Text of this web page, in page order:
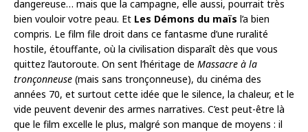
dangereuse… mais que la campagne, elle aussi, pourrait très
bien vouloir votre peau. Et Les Démons du maïs l’a bien
compris. Le film file droit dans ce fantasme d’une ruralité
hostile, étouffante, où la civilisation disparaît dès que vous
quittez l’autoroute. On sent l’héritage de Massacre à la
tronçonneuse (mais sans tronçonneuse), du cinéma des
années 70, et surtout cette idée que le silence, la chaleur, et le
vide peuvent devenir des armes narratives. C’est peut-être là
que le film excelle le plus, malgré son manque de moyens : il